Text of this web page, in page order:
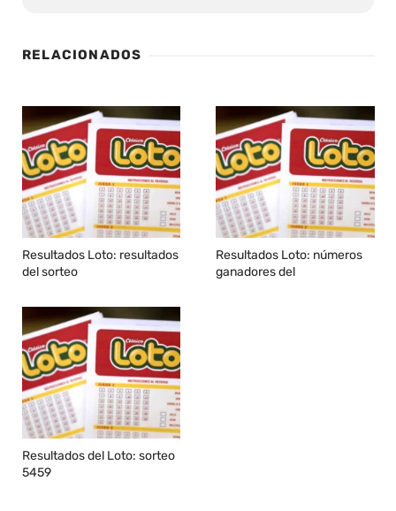
RELACIONADOS
Resultados Loto: resultados
del sorteo
Resultados Loto: números
ganadores del
Resultados del Loto: sorteo
5459